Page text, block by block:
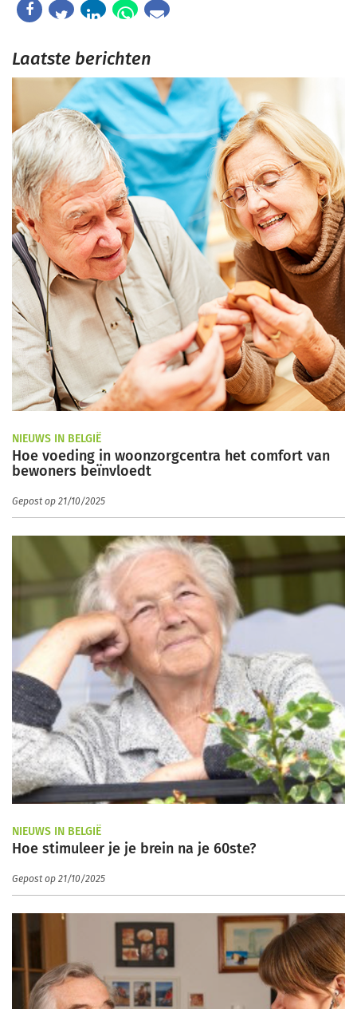
Laatste berichten
NIEUWS IN BELGIË
Hoe voeding in woonzorgcentra het comfort van
bewoners beïnvloedt
Gepost op 21/10/2025
NIEUWS IN BELGIË
Hoe stimuleer je je brein na je 60ste?
Gepost op 21/10/2025